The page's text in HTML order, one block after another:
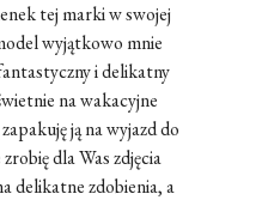
tej marki w swojej
wyjątkowo mnie
i delikatny
na wakacyjne
ją na wyjazd do
dla Was zdjęcia
delikatne zdobienia, a